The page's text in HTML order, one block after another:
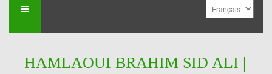
HAMLAOUI BRAHIM SID ALI |